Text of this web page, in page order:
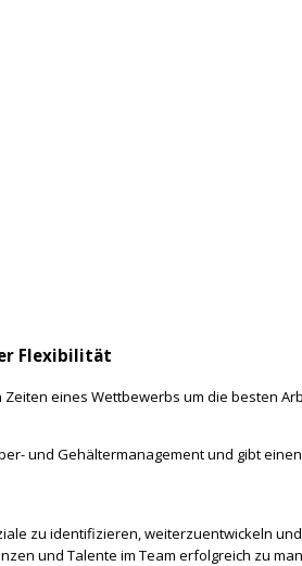
Flexibilität
eines Wettbewerbs um die besten
und Gehältermanagement und gibt
zu identifizieren, weiterzuentwickeln
und Talente im Team erfolgreich zu